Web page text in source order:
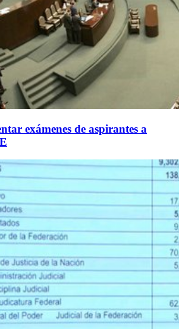
exámenes de aspirantes a